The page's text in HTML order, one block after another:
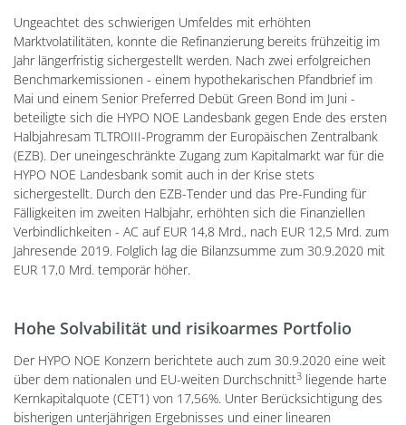
Ungeachtet des schwierigen Umfeldes mit erhöhten
Marktvolatilitäten, konnte die Refinanzierung bereits frühzeitig im
Jahr längerfristig sichergestellt werden. Nach zwei erfolgreichen
Benchmarkemissionen - einem hypothekarischen Pfandbrief im
Mai und einem Senior Preferred Debüt Green Bond im Juni -
beteiligte sich die HYPO NOE Landesbank gegen Ende des ersten
Halbjahresam TLTROIII-Programm der Europäischen Zentralbank
(EZB). Der uneingeschränkte Zugang zum Kapitalmarkt war für die
HYPO NOE Landesbank somit auch in der Krise stets
sichergestellt. Durch den EZB-Tender und das Pre-Funding für
Fälligkeiten im zweiten Halbjahr, erhöhten sich die Finanziellen
Verbindlichkeiten - AC auf EUR 14,8 Mrd., nach EUR 12,5 Mrd. zum
Jahresende 2019. Folglich lag die Bilanzsumme zum 30.9.2020 mit
EUR 17,0 Mrd. temporär höher.
Hohe Solvabilität und risikoarmes Portfolio
Der HYPO NOE Konzern berichtete auch zum 30.9.2020 eine weit
über dem nationalen und EU-weiten Durchschnitt3 liegende harte
Kernkapitalquote (CET1) von 17,56%. Unter Berücksichtigung des
bisherigen unterjährigen Ergebnisses und einer linearen